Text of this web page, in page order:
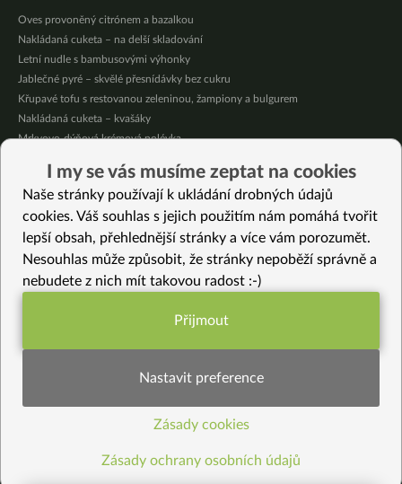
Oves provoněný citrónem a bazalkou
Nakládaná cuketa – na delší skladování
Letní nudle s bambusovými výhonky
Jablečné pyré – skvělé přesnídávky bez cukru
Křupavé tofu s restovanou zeleninou, žampiony a bulgurem
Nakládaná cuketa – kvašáky
Mrkvovo-dýňová krémová polévka
Osvěžující čaj s citronovými bylinkami
Nepečený jablečný dort s rybízem
Vybrané recepty
Polenta s horskou čočkou
Batátové tofíčko
Rýže Nerone se zimní zeleninou
Tofu s hatcho miso omáčkou
I my se vás musíme zeptat na cookies
Naše stránky používají k ukládání drobných údajů
cookies. Váš souhlas s jejich použitím nám pomáhá tvořit
lepší obsah, přehlednější stránky a více vám porozumět.
Nesouhlas může způsobit, že stránky nepoběží správně a
nebudete z nich mít takovou radost :-)
Funkční nastavení potřebujeme (vždy
Statistiky pro lepší obsah
Přijmout
Nastavit preference
Zásady cookies
Zásady ochrany osobních údajů